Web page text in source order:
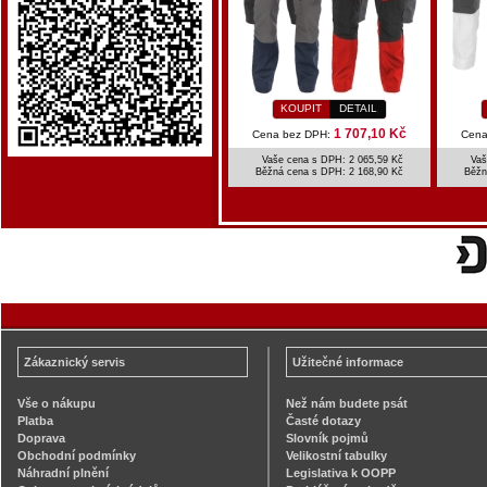
KOUPIT DETAIL
Cena bez DPH: 1 707,10 Kč
Vaše cena s DPH: 2 065,59 Kč
Běžná cena s DPH: 2 168,90 Kč
Zákaznický servis
Vše o nákupu
Platba
Doprava
Obchodní podmínky
Náhradní plnění
Užitečné informace
Než nám budete psát
Časté dotazy
Slovník pojmů
Velikostní tabulky
Legislativa k OOPP